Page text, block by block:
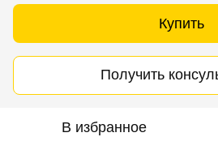
Купить
Получить
В избранное